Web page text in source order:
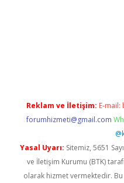
Reklam ve İletişim: E-mail:
forumhizmeti@gmail.com
Yasal Uyarı: Sitemiz, 5651
ve İletişim Kurumu (BTK)
olarak hizmet vermektedir.